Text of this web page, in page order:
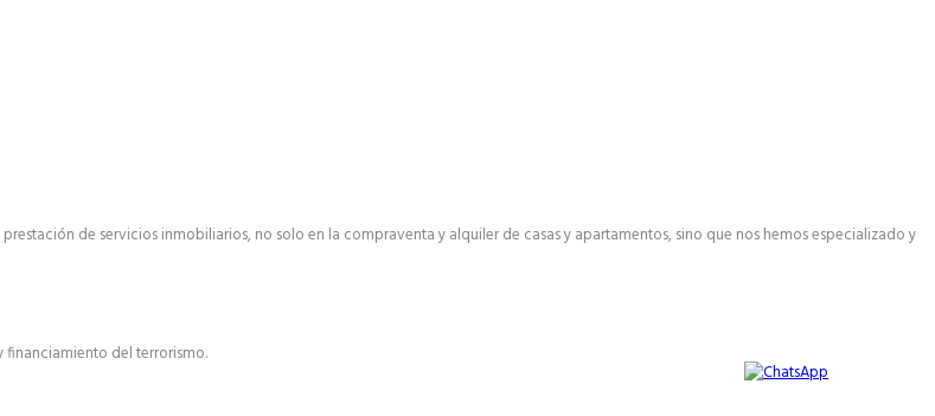
de servicios inmobiliarios, no solo en la compraventa y alquiler de casas y apartamentos, sino que nos hemos especializado y
financiamiento del terrorismo.